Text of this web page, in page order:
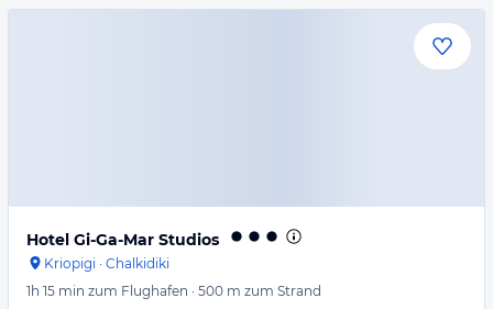
Hotel Gi-Ga-Mar Studios
Kriopigi · Chalkidiki
1h 15 min zum Flughafen · 500 m zum Strand